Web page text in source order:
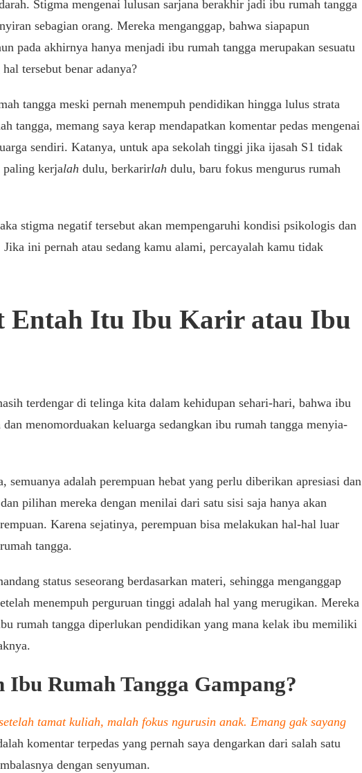
Stigma mengenai lulusan sarjana berakhir jadi ibu rumah tangga
sebagian orang. Mereka menganggap, bahwa siapapun
pada akhirnya hanya menjadi ibu rumah tangga merupakan sesuatu
tersebut benar adanya?
tangga meski pernah menempuh pendidikan hingga lulus strata
tangga, memang saya kerap mendapatkan komentar pedas mengenai
sendiri. Katanya, untuk apa sekolah tinggi jika ijasah S1 tidak
paling kerjalah dulu, berkarirlah dulu, baru fokus mengurus rumah
stigma negatif tersebut akan mempengaruhi kondisi psikologis dan
ini pernah atau sedang kamu alami, percayalah kamu tidak
Entah Itu Ibu Karir atau Ibu
terdengar di telinga kita dalam kehidupan sehari-hari, bahwa ibu
menomorduakan keluarga sedangkan ibu rumah tangga menyia-
adalah perempuan hebat yang perlu diberikan apresiasi dan
pilihan mereka dengan menilai dari satu sisi saja hanya akan
Karena sejatinya, perempuan bisa melakukan hal-hal luar
tangga.
status seseorang berdasarkan materi, sehingga menganggap
menempuh perguruan tinggi adalah hal yang merugikan. Mereka
rumah tangga diperlukan pendidikan yang mana kelak ibu memiliki
Rumah Tangga Gampang?
tamat kuliah, malah fokus ngurusin anak. Emang gak sayang
komentar terpedas yang pernah saya dengarkan dari salah satu
dengan senyuman.